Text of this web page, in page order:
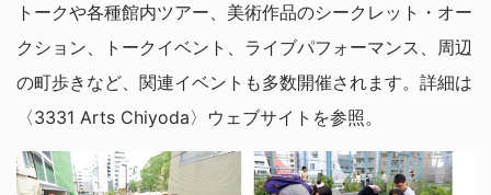
トークや各種館内ツアー、美術作品のシークレット・オー
クション、トークイベント、ライブパフォーマンス、周辺
の町歩きなど、関連イベントも多数開催されます。詳細は
〈3331 Arts Chiyoda〉ウェブサイトを参照。